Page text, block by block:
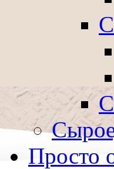
Просто